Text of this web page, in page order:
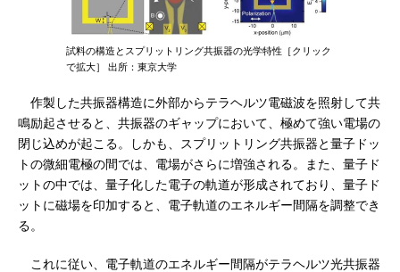
試料の構造とスプリットリング共振器の光学特性［クリック
で拡大］ 出所：東京大学
作製した共振器構造に外部からテラヘルツ電磁波を照射して共
鳴励起させると、共振器のギャップにおいて、極めて強い電場の
閉じ込めが起こる。しかも、スプリットリング共振器と量子ドッ
トの微細電極の間では、電場がさらに増強される。また、量子ド
ットの中では、量子化した電子の軌道が形成されており、量子ド
ットに磁場を印加すると、電子軌道のエネルギー間隔を調整でき
る。
これに従い、電子軌道のエネルギー間隔がテラヘルツ光共振器